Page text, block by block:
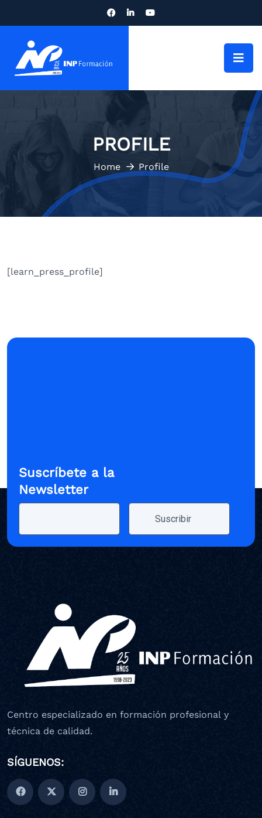
PROFILE
Home Profile
[learn_press_profile]
Suscríbete a la
Newsletter
Centro especializado en formación profesional y
técnica de calidad.
SÍGUENOS: